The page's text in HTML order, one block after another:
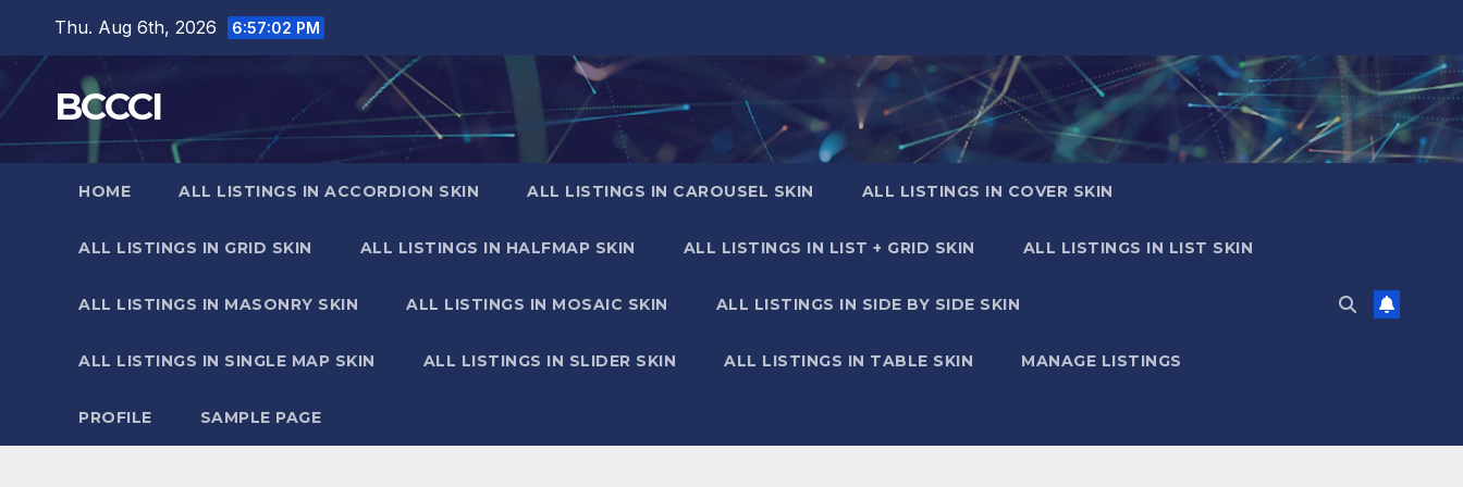
content
Thu. Aug 6th, 2026 6:57:02 PM
BCCCI
HOME ALL LISTINGS IN ACCORDION SKIN ALL LISTINGS IN CAROUSEL SKIN ALL LISTINGS IN COVER SKIN
ALL LISTINGS IN GRID SKIN ALL LISTINGS IN HALFMAP SKIN ALL LISTINGS IN LIST + GRID SKIN ALL LISTINGS IN LIST SKIN
ALL LISTINGS IN MASONRY SKIN ALL LISTINGS IN MOSAIC SKIN ALL LISTINGS IN SIDE BY SIDE SKIN
ALL LISTINGS IN SINGLE MAP SKIN ALL LISTINGS IN SLIDER SKIN ALL LISTINGS IN TABLE SKIN MANAGE LISTINGS
PROFILE SAMPLE PAGE